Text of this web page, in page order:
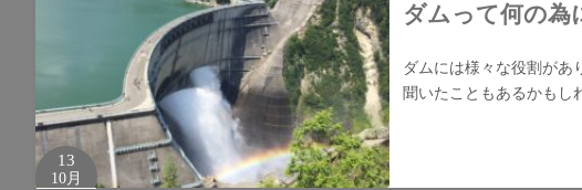
13
10月
ダムって何の為
ダムには様々な役割があ
聞いたこともあるかも